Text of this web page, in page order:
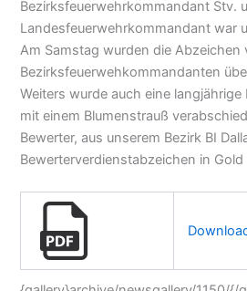
Bezirksfeuerwehrkommandant Stv.
Landesfeuerwehrkommandant war
Am Samstag wurden die Abzeichen
Bezirksfeuerwehkommandanten
Weiters wurde auch eine
mit einem Blumenstrauß
Bewerter, aus unserem Bezirk BI
Bewerterverdienstabzeichen in Gold